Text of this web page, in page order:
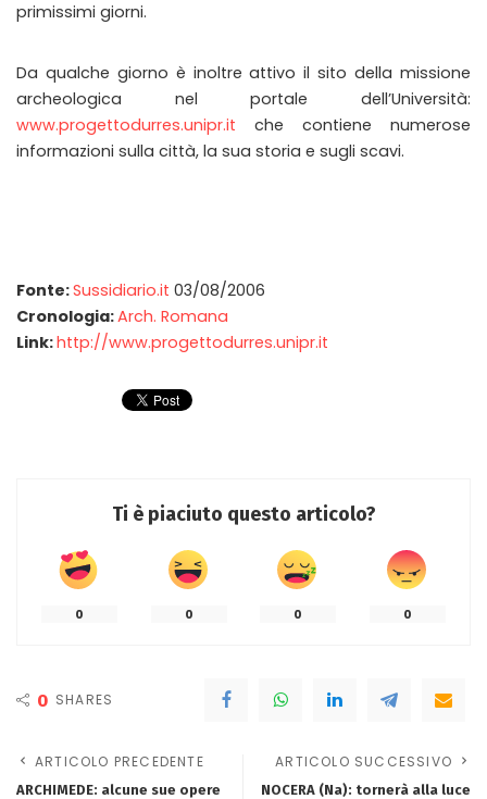
primissimi giorni.
Da qualche giorno è inoltre attivo il sito della missione
archeologica nel portale dell’Università:
www.progettodurres.unipr.it che contiene numerose
informazioni sulla città, la sua storia e sugli scavi.
Fonte:Sussidiario.it 03/08/2006
Cronologia:Arch. Romana
Link:http://www.progettodurres.unipr.it
Ti è piaciuto questo articolo?
0 0 0 0
0 SHARES
ARTICOLO PRECEDENTE
ARCHIMEDE: alcune sue opere
ARTICOLO SUCCESSIVO
NOCERA (Na): tornerà alla luce